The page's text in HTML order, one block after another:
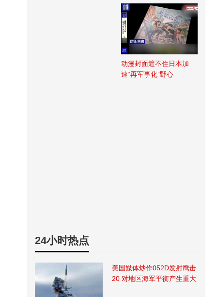
动漫封面遮不住日本加
速“再军事化”野心
24小时热点
美国媒体炒作052D发射鹰击
20 对地区海军平衡产生重大